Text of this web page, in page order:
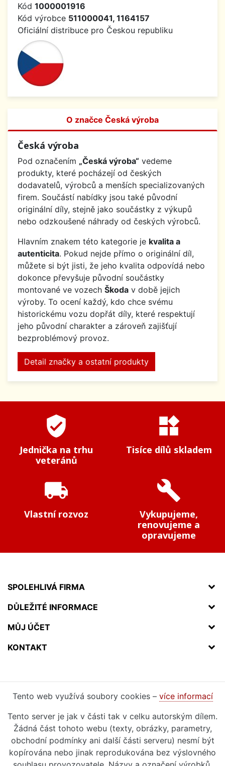
Kód 1000001916
Kód výrobce 511000041, 1164157
Oficiální distribuce pro Českou republiku
O značce Česká výroba
Česká výroba
Pod označením „Česká výroba“ vedeme
produkty, které pocházejí od českých
dodavatelů, výrobců a menších specializovaných
firem. Součástí nabídky jsou také původní
originální díly, stejně jako součástky z výkupů
nebo odzkoušené náhrady od českých výrobců.
Hlavním znakem této kategorie je kvalita a
autenticita. Pokud nejde přímo o originální díl,
můžete si být jisti, že jeho kvalita odpovídá nebo
dokonce převyšuje původní součástky
montované ve vozech Škoda v době jejich
výroby. To ocení každý, kdo chce svému
historickému vozu dopřát díly, které respektují
jeho původní charakter a zároveň zajišťují
bezproblémový provoz.
Detail značky a ostatní produkty
verified_user
Jednička na trhu
veteránů
widgets
Tisíce dílů skladem
local_shipping
Vlastní rozvoz
build
Vykupujeme,
renovujeme a
opravujeme
SPOLEHLIVÁ FIRMA
DŮLEŽITÉ INFORMACE
MŮJ ÚČET
KONTAKT
Tento web využívá soubory cookies – více informací
Tento server je jak v části tak v celku autorským dílem.
Žádná část tohoto webu (texty, obrázky, parametry,
obchodní podmínky ani další části serveru) nesmí být
kopírována nebo jinak reprodukována bez výslovného